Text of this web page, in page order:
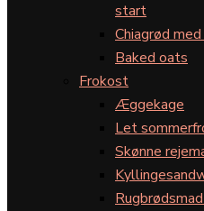
start
Chiagrød
Baked oats
Frokost
Æggekage
Let
Skønne